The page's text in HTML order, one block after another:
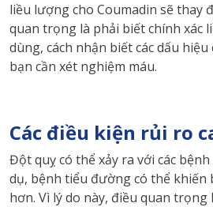
liều lượng cho Coumadin sẽ thay
quan trọng là phải biết chính xác
dùng, cách nhận biết các dấu
bạn cần xét nghiệm máu.
Các điều kiện rủi ro
Đột quỵ có thể xảy ra với các bệnh
dụ, bệnh tiểu đường có thể khiến
hơn. Vì lý do này, điều quan